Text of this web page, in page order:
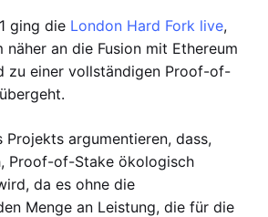
ging die London Hard Fork live,
näher an die Fusion mit Ethereum
zu einer vollständigen Proof-of-
Projekts argumentieren, dass,
Proof-of-Stake ökologisch
da es ohne die
Menge an Leistung, die für die